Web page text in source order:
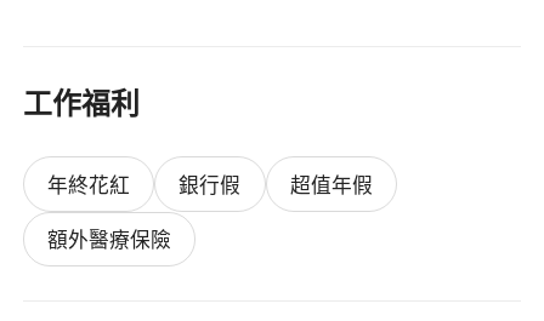
工作福利
年終花紅 銀行假
超值年假
額外醫療保險